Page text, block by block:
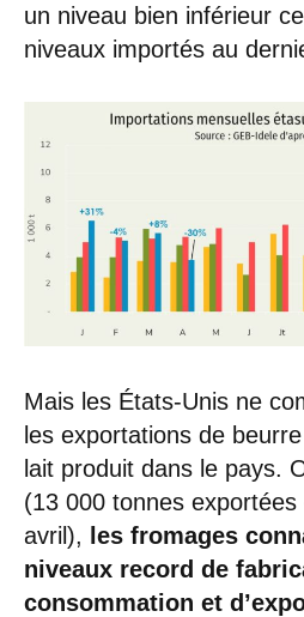
un niveau bien inférieur
niveaux importés au
Mais les États-Unis ne
les exportations de
lait produit dans le pays.
(13 000 tonnes
avril),
les fromages
niveaux record de
consommation et